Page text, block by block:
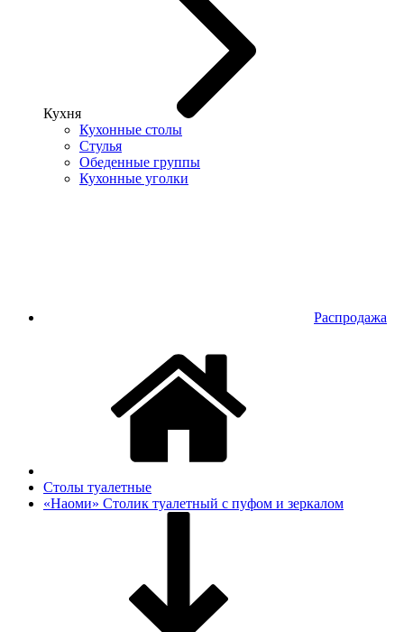
Кухня
Кухонные столы
Стулья
Обеденные группы
Кухонные уголки
Распродажа
Столы туалетные
«Наоми» Столик туалетный с пуфом и зеркалом